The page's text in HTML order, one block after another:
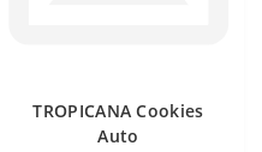
TROPICANA Cookies
Auto